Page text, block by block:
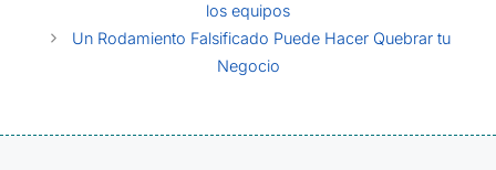
los equipos
Un Rodamiento Falsificado Puede Hacer Quebrar tu
Negocio